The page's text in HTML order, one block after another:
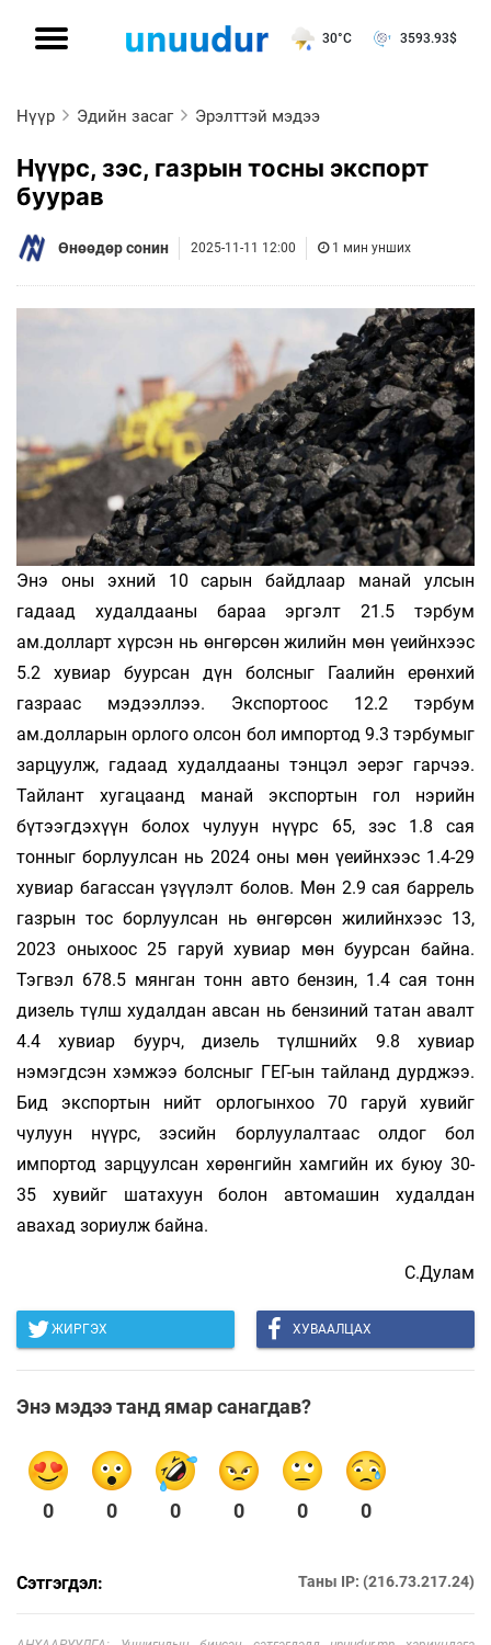
30°C 3593.93$
Нүүр Эдийн засаг Эрэлттэй мэдээ
Нүүрс, зэс, газрын тосны экспорт
буурав
Өнөөдөр сонин 2025-11-11 12:00 1 мин унших
Энэ оны эхний 10 сарын байдлаар манай улсын
гадаад худалдааны бараа эргэлт 21.5 тэрбум
ам.долларт хүрсэн нь өнгөрсөн жилийн мөн үеийнхээс
5.2 хувиар буурсан дүн болсныг Гаалийн ерөнхий
газраас мэдээллээ. Экспортоос 12.2 тэрбум
ам.долларын орлого олсон бол импортод 9.3 тэрбумыг
зарцуулж, гадаад худалдааны тэнцэл эерэг гарчээ.
Тайлант хугацаанд манай экспортын гол нэрийн
бүтээгдэхүүн болох чулуун нүүрс 65, зэс 1.8 сая
тонныг борлуулсан нь 2024 оны мөн үеийнхээс 1.4-29
хувиар багассан үзүүлэлт болов. Мөн 2.9 сая баррель
газрын тос борлуулсан нь өнгөрсөн жилийнхээс 13,
2023 оныхоос 25 гаруй хувиар мөн буурсан байна.
Тэгвэл 678.5 мянган тонн авто бензин, 1.4 сая тонн
дизель түлш худалдан авсан нь бензиний татан авалт
4.4 хувиар буурч, дизель түлшнийх 9.8 хувиар
нэмэгдсэн хэмжээ болсныг ГЕГ-ын тайланд дурджээ.
Бид экспортын нийт орлогынхоо 70 гаруй хувийг
чулуун нүүрс, зэсийн борлуулалтаас олдог бол
импортод зарцуулсан хөрөнгийн хамгийн их буюу 30-
35 хувийг шатахуун болон автомашин худалдан
авахад зориулж байна.
С.Дулам
ЖИРГЭХ ХУВААЛЦАХ
Энэ мэдээ танд ямар санагдав?
0 0 0 0 0 0
Сэтгэгдэл: Таны IP: (216.73.217.24)